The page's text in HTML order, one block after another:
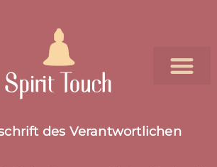
des Verantwortlichen